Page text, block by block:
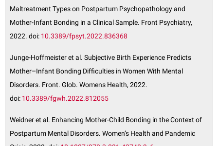
Maltreatment Types on Postpartum Psychopathology and
Mother-Infant Bonding in a Clinical Sample. Front Psychiatry,
2022. doi: 10.3389/fpsyt.2022.836368
Junge-Hoffmeister et al. Subjective Birth Experience Predicts
Mother–Infant Bonding Difficulties in Women With Mental
Disorders. Front. Glob. Womens Health, 2022.
doi: 10.3389/fgwh.2022.812055
Weidner et al. Enhancing Mother-Child Bonding in the Context of
Postpartum Mental Disorders. Women’s Health and Pandemic